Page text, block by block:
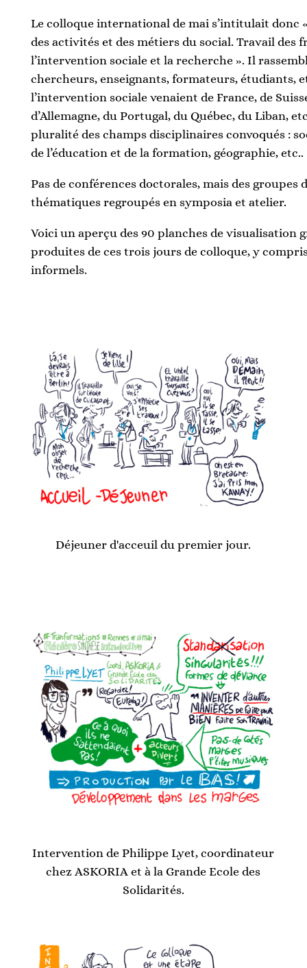
Le colloque international de mai s’intitulait donc
des activités et des métiers du social. Travail des
l’intervention sociale et la recherche ». Il
chercheurs, enseignants, formateurs, étudiants,
l’intervention sociale venaient de France, de
d’Allemagne, du Portugal, du Québec, du Liban,
pluralité des champs disciplinaires convoqués :
de l’éducation et de la formation, géographie, etc..
Pas de conférences doctorales, mais des groupes
thématiques regroupés en symposia et atelier.
Voici un aperçu des 90 planches de visualisation
produites de ces trois jours de colloque, y
informels.
Déjeuner d'acceuil du premier jour.
Intervention de Philippe Lyet, coordinateur
chez ASKORIA et à la Grande Ecole des
Solidarités.